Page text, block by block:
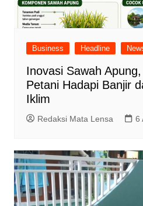
Business Headline
Inovasi Sawah
Petani Hadapi Banjir
Iklim
Redaksi Mata Lensa 6